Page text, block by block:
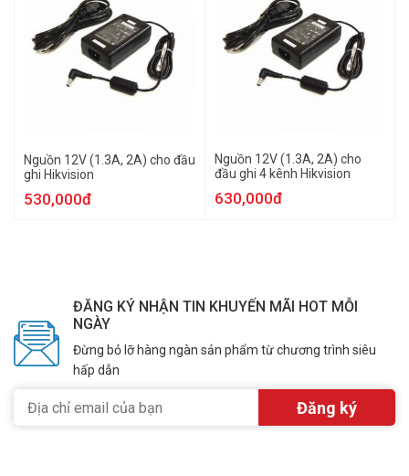
Nguồn 12V (1.3A, 2A) cho đầu
ghi Hikvision
530,000đ
Nguồn 12V (1.3A, 2A) cho
đầu ghi 4 kênh Hikvision
630,000đ
ĐĂNG KÝ NHẬN TIN KHUYẾN MÃI HOT MỖI
NGÀY
Đừng bỏ lỡ hàng ngàn sản phẩm từ chương trình siêu
hấp dẫn